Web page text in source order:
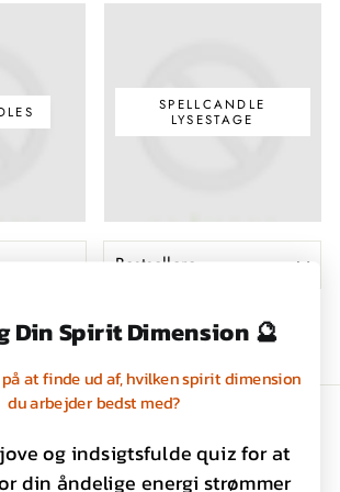
SPELLCANDLE
LYSESTAGE
produkter i denne kollektion.
Privatlivspolitik
Din Spirit Dimension 🔮
at finde ud af, hvilken spirit dimension
du arbejder bedst med?
og indsigtsfulde quiz for at
din åndelige energi strømmer